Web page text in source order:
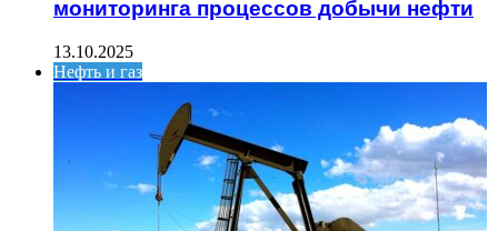
мониторинга процессов добычи нефти
13.10.2025
Нефть и газ